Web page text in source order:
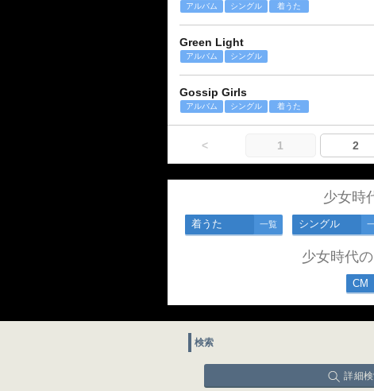
アルバム シングル 着うた
Green Light
アルバム シングル
Gossip Girls
アルバム シングル 着うた
< 1 2
少女時
着うた 一覧 シングル
少女時代
CM
検索
詳細